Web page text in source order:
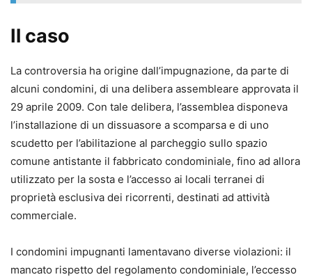
Il caso
La controversia ha origine dall’impugnazione, da parte di
alcuni condomini, di una delibera assembleare approvata il
29 aprile 2009. Con tale delibera, l’assemblea disponeva
l’installazione di un dissuasore a scomparsa e di uno
scudetto per l’abilitazione al parcheggio sullo spazio
comune antistante il fabbricato condominiale, fino ad allora
utilizzato per la sosta e l’accesso ai locali terranei di
proprietà esclusiva dei ricorrenti, destinati ad attività
commerciale.
I condomini impugnanti lamentavano diverse violazioni: il
mancato rispetto del regolamento condominiale, l’eccesso